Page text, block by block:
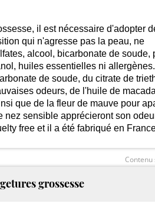
2026
il est nécessaire d'adopter
qui n'agresse pas la peau, ne
alcool, bicarbonate de soude,
huiles essentielles ni
de soude, du citrate de
odeurs, de l'huile de
que de la fleur de mauve pour
nez sensible apprécieront son
free et il a été fabriqué en
Contenu
grossesse